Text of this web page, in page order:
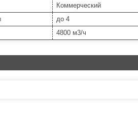
Коммерческий
до 4
4800 м3/ч